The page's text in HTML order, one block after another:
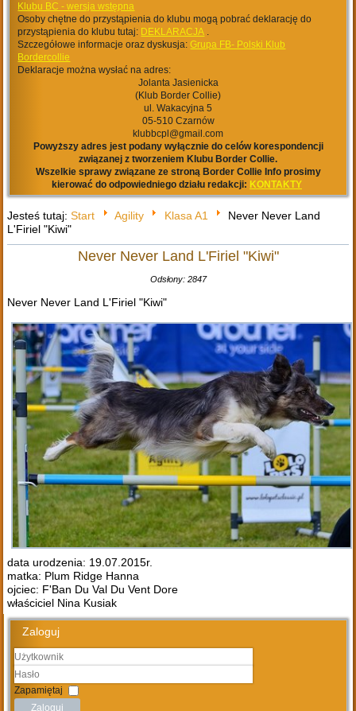
Klubu BC - wersja wstępna
Osoby chętne do przystąpienia do klubu mogą pobrać deklarację do
przystąpienia do klubu tutaj: DEKLARACJA .
Szczegółowe informacje oraz dyskusja:Grupa FB- Polski Klub
Bordercollie
Deklaracje można wysłać na adres:
Jolanta Jasienicka
(Klub Border Collie)
ul. Wakacyjna 5
05-510 Czarnów
klubbcpl@gmail.com
Powyższy adres jest podany wyłącznie do celów korespondencji
związanej z tworzeniem Klubu Border Collie.
Wszelkie sprawy związane ze stroną Border Collie Info prosimy
kierować do odpowiedniego działu redakcji: KONTAKTY
Jesteś tutaj:Start Agility Klasa A1
Never Never Land
L'Firiel "Kiwi"
Never Never Land L'Firiel "Kiwi"
Odsłony: 2847
Never Never Land L'Firiel "Kiwi"
data urodzenia: 19.07.2015r.
matka: Plum Ridge Hanna
ojciec: F'Ban Du Val Du Vent Dore
właściciel Nina Kusiak
Zaloguj
Użytkownik
Hasło
Zapamiętaj
Zaloguj